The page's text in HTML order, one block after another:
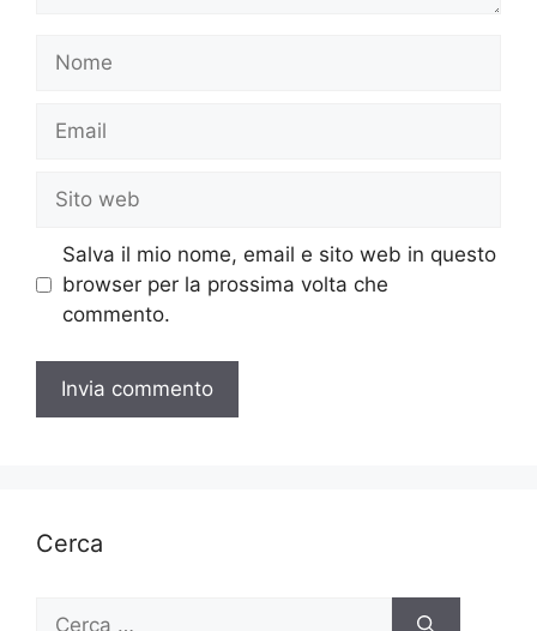
Nome
Email
Sito
web
Salva il mio nome, email e sito web in questo
browser per la prossima volta che
commento.
Cerca